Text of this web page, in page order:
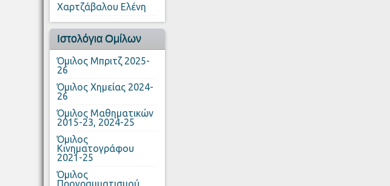
Χαρτζάβαλου Ελένη
Ιστολόγια Ομίλων
Όμιλος Μπριτζ 2025-
26
Όμιλος Χημείας 2024-
26
Όμιλος Μαθηματικών
2015-23, 2024-25
Όμιλος
Κινηματογράφου
2021-25
Όμιλος
Προγραμματισμού